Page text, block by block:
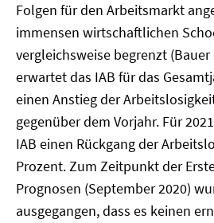
Folgen für den Arbeitsmarkt
immensen wirtschaftlichen
vergleichsweise begrenzt
erwartet das IAB für das
einen Anstieg der
gegenüber dem Vorjahr. Für
IAB einen Rückgang der
Prozent. Zum Zeitpunkt der
Prognosen (September 2020)
ausgegangen, dass es keinen